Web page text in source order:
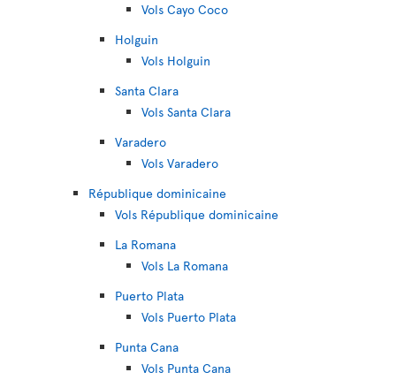
Vols Cayo Coco
Holguin
Vols Holguin
Santa Clara
Vols Santa Clara
Varadero
Vols Varadero
République dominicaine
Vols République dominicaine
La Romana
Vols La Romana
Puerto Plata
Vols Puerto Plata
Punta Cana
Vols Punta Cana